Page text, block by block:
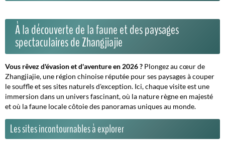
À la découverte de la faune et des paysages
spectaculaires de Zhangjiajie
Vous rêvez d'évasion et d'aventure en 2026 ? Plongez au cœur de
Zhangjiajie, une région chinoise réputée pour ses paysages à couper
le souffle et ses sites naturels d'exception. Ici, chaque visite est une
immersion dans un univers fascinant, où la nature règne en majesté
et où la faune locale côtoie des panoramas uniques au monde.
Les sites incontournables à explorer